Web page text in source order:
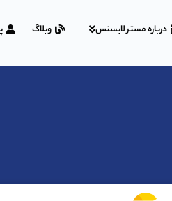
درباره مستر لایسنس وبلاگ